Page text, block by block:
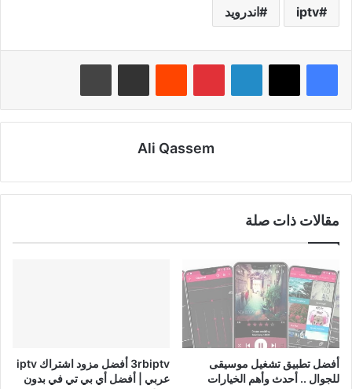
iptv اندرويد
لينكدإن بينتيريست
Ali Qassem
مقالات ذات صلة
أفضل تطبيق تشغيل موسيقى
للجوال .. أحدث وأهم الخيارات
3rbiptv أفضل مزود اشتراك iptv
عربي | أفضل أي بي تي في بدون